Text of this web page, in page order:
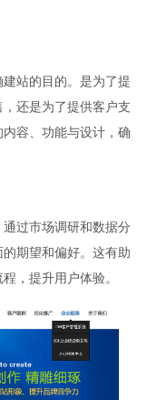
站的目的。是为了提
还是为了提供客户支
容、功能与设计，确
过市场调研和数据分
期望和偏好。这有助
，提升用户体验。